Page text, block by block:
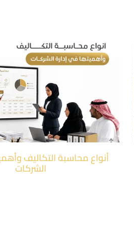
أنواع محاسبة التكاليف
الشركات